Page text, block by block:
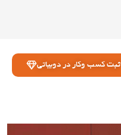
ثبت کسب وکار در دوبیاتی